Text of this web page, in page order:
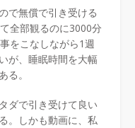
で無償で引き受ける
全部観るのに3000分
をこなしながら1週
が、睡眠時間を大幅
る。
ダで引き受けて良い
。しかも動画に、私